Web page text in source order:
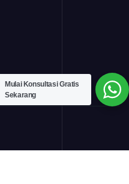
Mulai Konsultasi Gratis
Sekarang